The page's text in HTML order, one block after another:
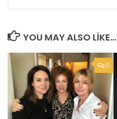
YOU MAY ALSO LIKE...
0